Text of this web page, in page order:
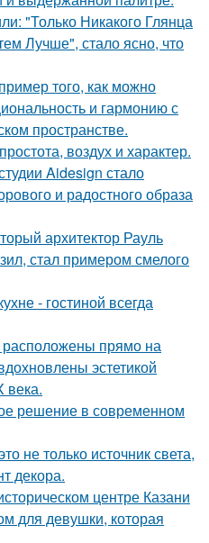
"Только Никакого Глянца
Лучше", стало ясно, что
того, как можно
и гармонию с
пространстве.
воздух и характер.
Aidesign стало
и радостного образа
архитектор Рауль
стал примером смелого
- гостиной всегда
прямо на
эстетикой
века.
решение в современном
не только источник света,
декора.
центре Казани
для девушки, которая